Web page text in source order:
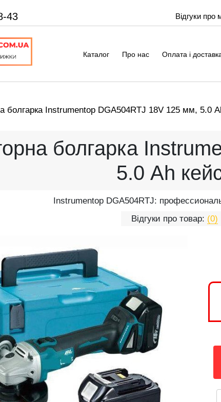
43 Відгуки про
Каталог Про нас Оплата і
болгарка Instrumentop DGA504RTJ 18V 125 мм, 5.0
болгарка
5.0 Ah
Instrumentop DGA504RTJ:
Відгуки про товар: (0)